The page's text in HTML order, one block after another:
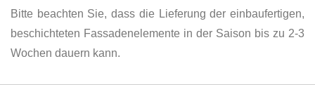
Bitte beachten Sie, dass die Lieferung der einbaufertigen,
beschichteten Fassadenelemente in der Saison bis zu 2-3
Wochen dauern kann.